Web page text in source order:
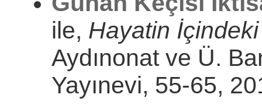
ile, Hayatin
Aydınonat ve Ü.
Yayınevi, 55-65,